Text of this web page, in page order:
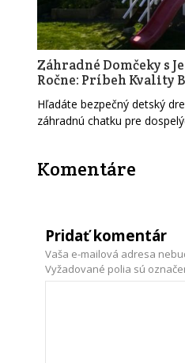
Záhradné Domčeky s
Ročne: Príbeh Kvality
Hľadáte bezpečný detský
záhradnú chatku pre
Komentáre
Pridať komentár
Vaša e-mailová adresa
Vyžadované polia sú